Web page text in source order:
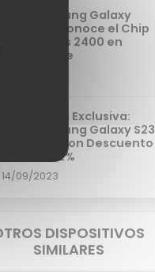
Samsung Galaxy
S24: Conoce el Chip
Exynos 2400 en
Detalle
Oferta Exclusiva:
Samsung Galaxy S23
Ultra con Descuento
del 22%
14/09/2023
DISPOSITIVOS
SIMILARES